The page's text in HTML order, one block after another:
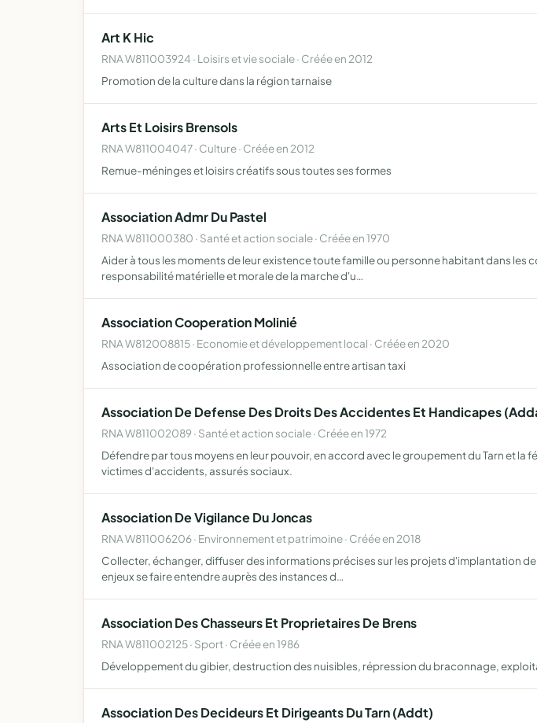
Art K Hic
RNA W811003924 · Loisirs et vie sociale · Créée en 2012
Promotion de la culture dans la région tarnaise
Arts Et Loisirs Brensols
RNA W811004047 · Culture · Créée en 2012
Remue-méninges et loisirs créatifs sous toutes ses formes
Association Admr Du Pastel
RNA W811000380 · Santé et action sociale · Créée en 1970
Aider à tous les moments de leur existence toute famille ou personne habitant dans les
responsabilité matérielle et morale de la marche d'u…
Association Cooperation Molinié
RNA W812008815 · Economie et développement local · Créée en 2020
Association de coopération professionnelle entre artisan taxi
Association De Defense Des Droits Des Accidentes Et Handicapes
RNA W811002089 · Santé et action sociale · Créée en 1972
Défendre par tous moyens en leur pouvoir, en accord avec le groupement du Tarn et
victimes d'accidents, assurés sociaux.
Association De Vigilance Du Joncas
RNA W811006206 · Environnement et patrimoine · Créée en 2018
Collecter, échanger, diffuser des informations précises sur les projets d'implantation
enjeux se faire entendre auprès des instances d…
Association Des Chasseurs Et Proprietaires De Brens
RNA W811002125 · Sport · Créée en 1986
Développement du gibier, destruction des nuisibles, répression du braconnage,
Association Des Decideurs Et Dirigeants Du Tarn (Addt)